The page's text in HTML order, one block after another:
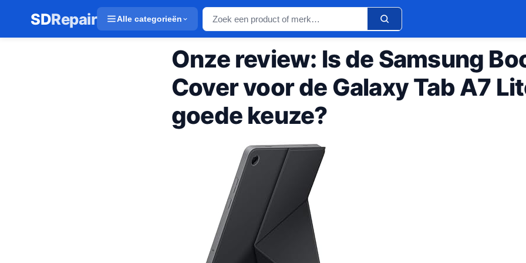
SDRepair Alle categorieën
Onze review: Is de Samsung
Cover voor de Galaxy Tab A7
goede keuze?